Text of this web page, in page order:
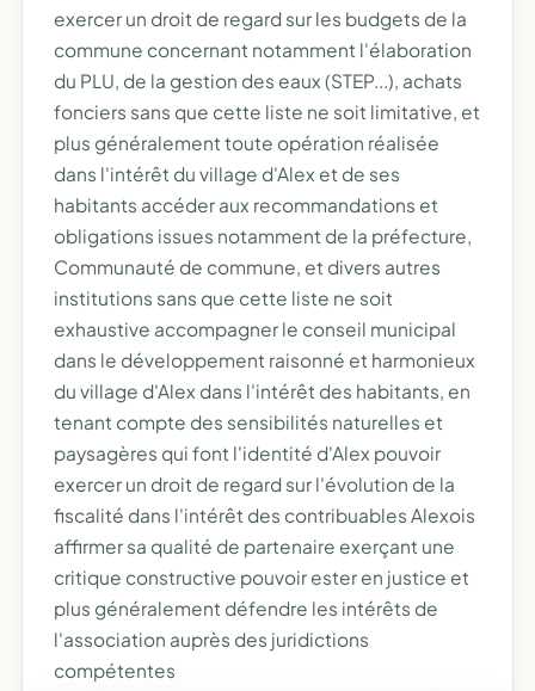
exercer un droit de regard sur les budgets de la
commune concernant notamment l'élaboration
du PLU, de la gestion des eaux (STEP...), achats
fonciers sans que cette liste ne soit limitative, et
plus généralement toute opération réalisée
dans l'intérêt du village d'Alex et de ses
habitants accéder aux recommandations et
obligations issues notamment de la préfecture,
Communauté de commune, et divers autres
institutions sans que cette liste ne soit
exhaustive accompagner le conseil municipal
dans le développement raisonné et harmonieux
du village d'Alex dans l'intérêt des habitants, en
tenant compte des sensibilités naturelles et
paysagères qui font l'identité d'Alex pouvoir
exercer un droit de regard sur l'évolution de la
fiscalité dans l'intérêt des contribuables Alexois
affirmer sa qualité de partenaire exerçant une
critique constructive pouvoir ester en justice et
plus généralement défendre les intérêts de
l'association auprès des juridictions
compétentes